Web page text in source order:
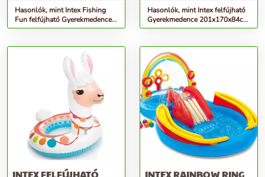
Hasonlók, mint Intex Fishing
Fun felfújható Gyerekmedence
218x188x99cm - Tengerp...
Hasonlók, mint Intex felfújható
Gyerekmedence 201x170x84cm
- Aligátor (57165NP)